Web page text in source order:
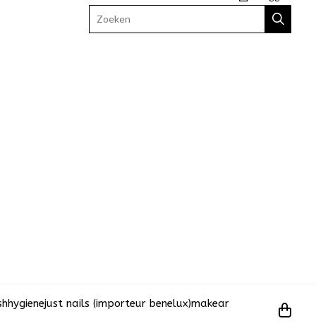
hygienejust nails (importeur benelux)makear